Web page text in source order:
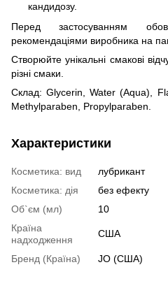
кандидозу.
Перед застосуванням
рекомендаціями виробника на
Створюйте унікальні смакові
різні смаки.
Склад: Glycerin, Water (Aqua),
Methylparaben, Propylparaben.
Характеристики
Косметика: вид
лубрикант
Косметика: дія
без ефекту
Об`єм (мл)
10
Країна
надходження
США
Бренд (Країна) JO (США)